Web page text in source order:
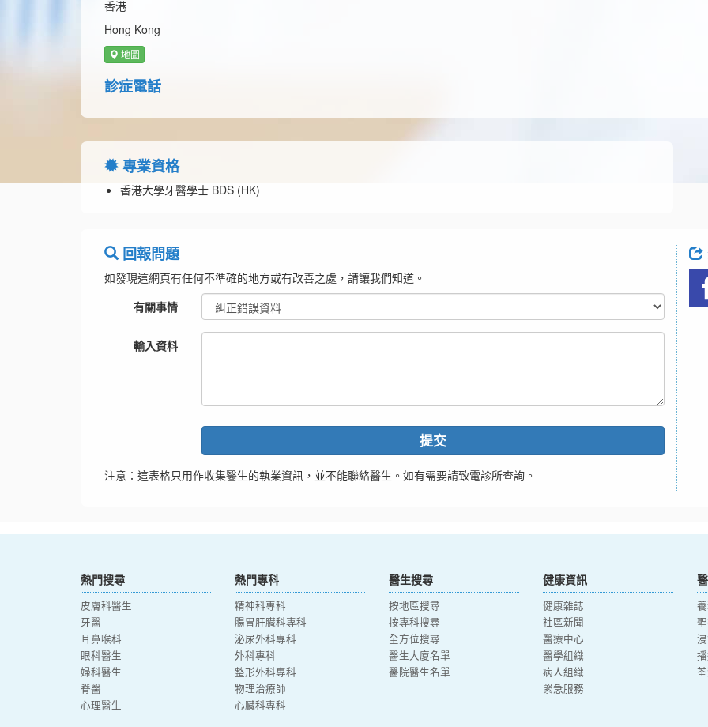
香港
Hong Kong
地圖
診症電話
專業資格
香港大學牙醫學士 BDS (HK)
回報問題
如發現這網頁有任何不準確的地方或有改善之處，請讓我們知道。
有關事情
輸入資料
提交
注意：這表格只用作收集醫生的執業資訊，並不能聯絡醫生。如有需要請致電診所查詢。
熱門搜尋
皮膚科醫生
牙醫
耳鼻喉科
眼科醫生
婦科醫生
脊醫
心理醫生
熱門專科
精神科專科
腸胃肝臟科專科
泌尿外科專科
外科專科
整形外科專科
物理治療師
心臟科專科
醫生搜尋
按地區搜尋
按專科搜尋
全方位搜尋
醫生大廈名單
醫院醫生名單
健康資訊
健康雜誌
社區新聞
醫療中心
醫學組織
病人組織
緊急服務